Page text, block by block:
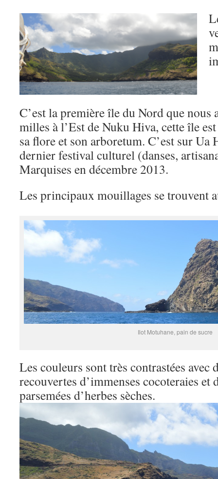
C’est la première île du Nord que nous
milles à l’Est de Nuku Hiva, cette île
sa flore et son arboretum. C’est sur Ua
dernier festival culturel (danses,
Marquises en décembre 2013.
Les principaux mouillages se trouvent
Ilot Motuhane, pain de sucre
Les couleurs sont très contrastées avec
recouvertes d’immenses cocoteraies et
parsemées d’herbes sèches.